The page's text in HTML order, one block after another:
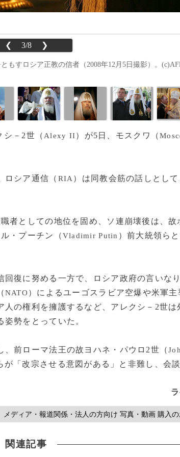
❮ 3/8 ❯
もすロシア正教の信者（2008年12月5日撮影）。
シ－2世（ Alexy II）が5日、モスクワ（
ロシア通信（ RIA ）は同教会筋の話しとし
者としての地位を固め、ソ連崩壊後は、故
・プーチン（Vladimir Putin ）前大統領ら
復に努める一方で、ロシア政府の言いな
NATO）によるユーゴスラビア空爆や米軍
の権利を擁護するなど、アレクシ－2世は
勢をとっていた。
前ローマ法王の故ヨハネ・パウロ2世（
が「改宗させる意図がある」と非難し、会
メディア・報道関係・法人の方向け 写真・動画 購入
関連記事